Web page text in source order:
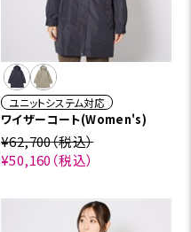
ユニットシステム対応
ワイザーコート(Women's)
¥62,700（税込）
¥50,160 （税込）